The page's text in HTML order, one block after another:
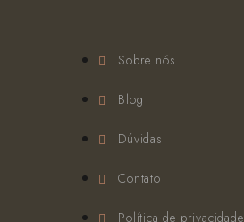
Sobre nós
Blog
Dúvidas
Contato
Política de privacidade